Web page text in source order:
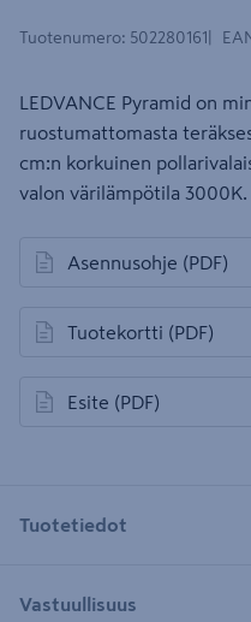
Tuotenumero: 502280161
LEDVANCE Pyramid on
ruostumattomasta
cm:n korkuinen
valon värilämpötila
Asennusohje (PDF)
avautuu uuteen
Tuotekortti (PDF)
avautuu uuteen
Esite (PDF)
avautuu uuteen
Tuotetiedot
Vastuullisuus